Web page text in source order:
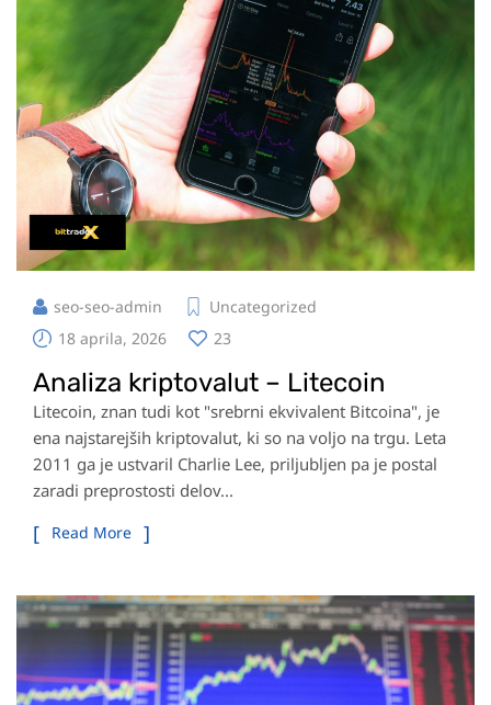
seo-seo-admin
Uncategorized
18 aprila, 2026
23
Analiza kriptovalut – Litecoin
Litecoin, znan tudi kot "srebrni ekvivalent Bitcoina", je
ena najstarejših kriptovalut, ki so na voljo na trgu. Leta
2011 ga je ustvaril Charlie Lee, priljubljen pa je postal
zaradi preprostosti delov...
Read More